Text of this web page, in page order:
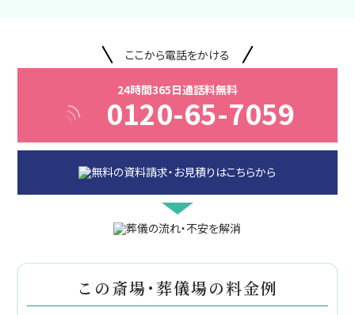
ここから電話をかける
24時間365日通話料無料
0120-65-7059
この斎場・葬儀場の料金例